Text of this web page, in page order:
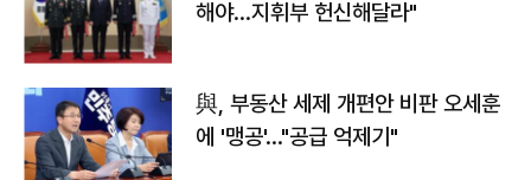
해야…지휘부 헌신해달라"
與, 부동산 세제 개편안 비판 오세훈
에 '맹공'…"공급 억제기"